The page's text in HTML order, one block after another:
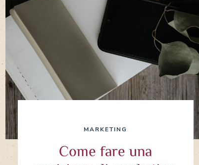
MARKETING
Come fare una